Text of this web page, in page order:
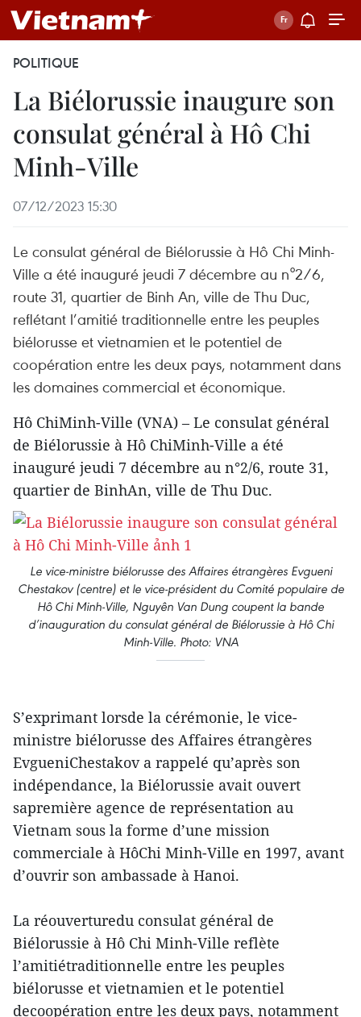
POLITIQUE
La Biélorussie inaugure son
consulat général à Hô Chi
Minh-Ville
07/12/2023 15:30
Le consulat général de Biélorussie à Hô Chi Minh-
Ville a été inauguré jeudi 7 décembre au n°2/6,
route 31, quartier de Binh An, ville de Thu Duc,
reflétant l’amitié traditionnelle entre les peuples
biélorusse et vietnamien et le potentiel de
coopération entre les deux pays, notamment dans
les domaines commercial et économique.
Hô ChiMinh-Ville (VNA) – Le consulat général
de Biélorussie à Hô ChiMinh-Ville a été
inauguré jeudi 7 décembre au n°2/6, route 31,
quartier de BinhAn, ville de Thu Duc.
Le vice-ministre biélorusse des Affaires étrangères Evgueni
Chestakov (centre) et le vice-président du Comité populaire de
Hô Chi Minh-Ville, Nguyên Van Dung coupent la bande
d’inauguration du consulat général de Biélorussie à Hô Chi
Minh-Ville. Photo: VNA
S’exprimant lorsde la cérémonie, le vice-
ministre biélorusse des Affaires étrangères
EvgueniChestakov a rappelé qu’après son
indépendance, la Biélorussie avait ouvert
sapremière agence de représentation au
Vietnam sous la forme d’une mission
commerciale à HôChi Minh-Ville en 1997, avant
d’ouvrir son ambassade à Hanoi.
La réouverturedu consulat général de
Biélorussie à Hô Chi Minh-Ville reflète
l’amitiétraditionnelle entre les peuples
biélorusse et vietnamien et le potentiel
decoopération entre les deux pays, notamment